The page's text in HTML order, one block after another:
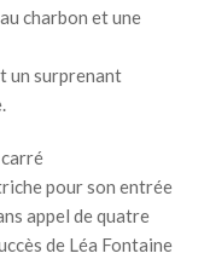
charbon et une
un surprenant
pour son entrée
appel de quatre
de Léa Fontaine